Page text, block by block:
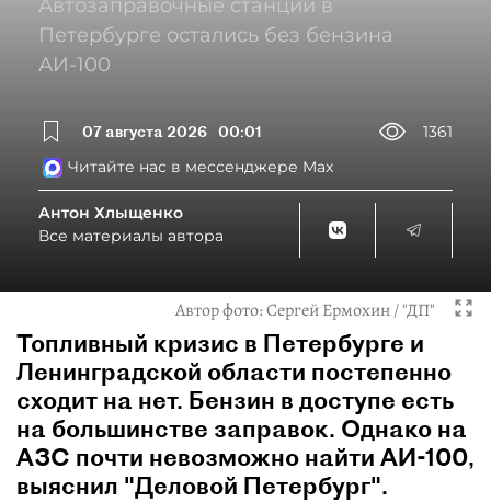
Автозаправочные станции в
Петербурге остались без бензина
АИ-100
07 августа 2026 00:01
1361
Читайте нас в мессенджере Max
Антон Хлыщенко
Все материалы автора
Автор фото:Сергей Ермохин / "ДП"
Топливный кризис в Петербурге и
Ленинградской области постепенно
сходит на нет. Бензин в доступе есть
на большинстве заправок. Однако на
АЗС почти невозможно найти АИ-100,
выяснил "Деловой Петербург".